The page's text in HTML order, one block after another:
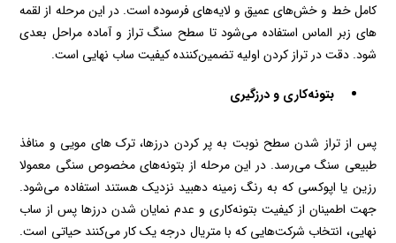
کامل خط و خش‌های عمیق و لایه‌های فرسوده است. در این مرحله از لقمه‌
های زبر الماس استفاده می‌شود تا سطح سنگ تراز و آماده مراحل بعدی
شود. دقت در تراز کردن اولیه تضمین‌کننده کیفیت ساب نهایی است.
بتونه‌کاری و درزگیری
پس از تراز شدن سطح نوبت به پر کردن درزها، ترک ‌های مویی و منافذ
طبیعی سنگ می‌رسد. در این مرحله از بتونه‌های مخصوص سنگی معمولا
رزین یا اپوکسی که به رنگ زمینه دهبید نزدیک هستند استفاده می‌شود.
جهت اطمینان از کیفیت بتونه‌کاری و عدم نمایان شدن درزها پس از ساب
نهایی، انتخاب شرکت‌هایی که با متریال درجه یک کار می‌کنند حیاتی است.